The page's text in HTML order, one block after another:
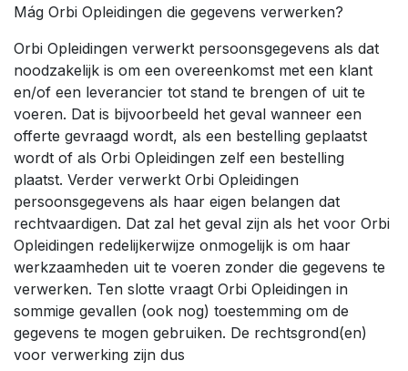
Mág Orbi Opleidingen die gegevens verwerken?
Orbi Opleidingen verwerkt persoonsgegevens als dat
noodzakelijk is om een overeenkomst met een klant
en/of een leverancier tot stand te brengen of uit te
voeren. Dat is bijvoorbeeld het geval wanneer een
offerte gevraagd wordt, als een bestelling geplaatst
wordt of als Orbi Opleidingen zelf een bestelling
plaatst. Verder verwerkt Orbi Opleidingen
persoonsgegevens als haar eigen belangen dat
rechtvaardigen. Dat zal het geval zijn als het voor Orbi
Opleidingen redelijkerwijze onmogelijk is om haar
werkzaamheden uit te voeren zonder die gegevens te
verwerken. Ten slotte vraagt Orbi Opleidingen in
sommige gevallen (ook nog) toestemming om de
gegevens te mogen gebruiken. De rechtsgrond(en)
voor verwerking zijn dus